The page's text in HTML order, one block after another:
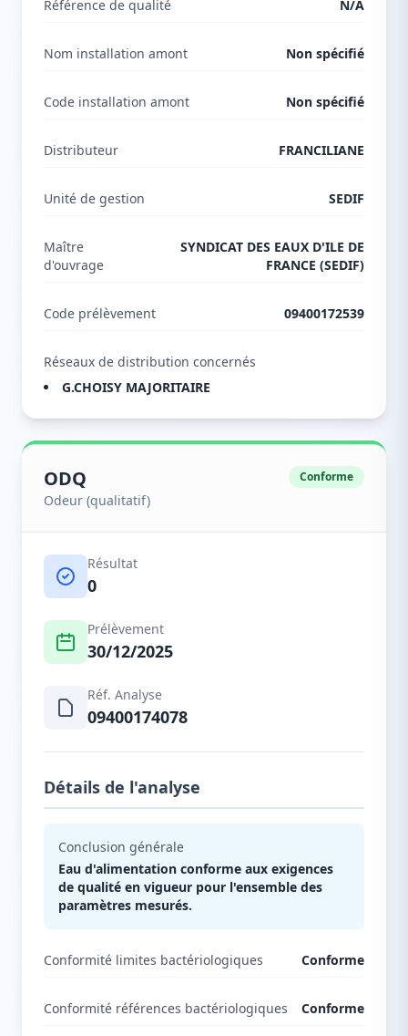
Référence de qualité N/A
Nom installation amont Non spécifié
Code installation amont Non spécifié
Distributeur FRANCILIANE
Unité de gestion SEDIF
Maître
d'ouvrage
SYNDICAT DES EAUX D'ILE DE
FRANCE (SEDIF)
Code prélèvement 09400172539
Réseaux de distribution concernés
G.CHOISY MAJORITAIRE
ODQ
Odeur (qualitatif)
Conforme
Résultat
0
Prélèvement
30/12/2025
Réf. Analyse
09400174078
Détails de l'analyse
Conclusion générale
Eau d'alimentation conforme aux exigences
de qualité en vigueur pour l'ensemble des
paramètres mesurés.
Conformité limites bactériologiques Conforme
Conformité références bactériologiques Conforme